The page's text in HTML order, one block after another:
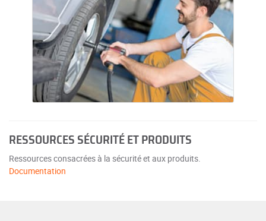
RESSOURCES SÉCURITÉ ET PRODUITS
Ressources consacrées à la sécurité et aux produits.
Documentation